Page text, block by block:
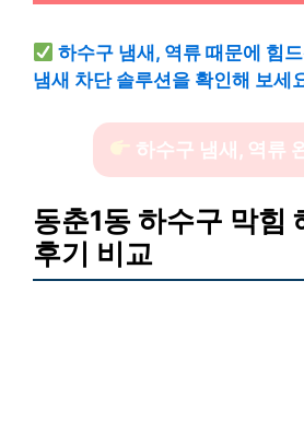
하수구 냄새, 역류 때문에 힘
냄새 차단 솔루션을 확인해 보세
하수구 냄새, 역류
동춘1동 하수구 막힘
후기 비교